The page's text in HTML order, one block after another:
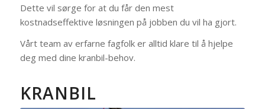
Dette vil sørge for at du får den mest
kostnadseffektive løsningen på jobben du vil ha gjort.
Vårt team av erfarne fagfolk er alltid klare til å hjelpe
deg med dine kranbil-behov.
KRANBIL